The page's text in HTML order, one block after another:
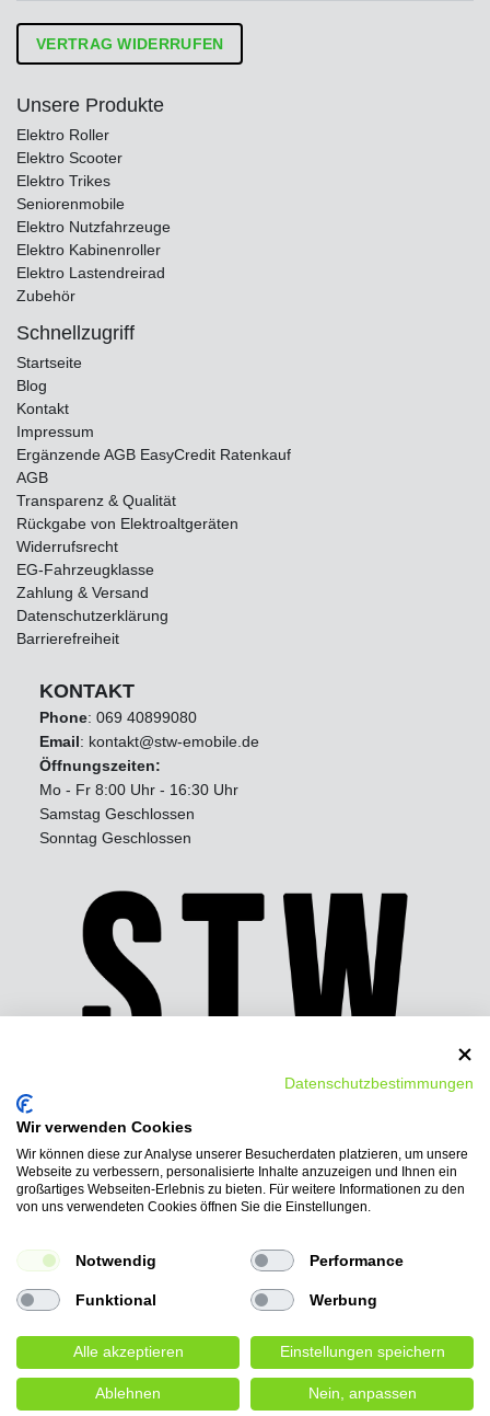
VERTRAG WIDERRUFEN
Unsere Produkte
Elektro Roller
Elektro Scooter
Elektro Trikes
Seniorenmobile
Elektro Nutzfahrzeuge
Elektro Kabinenroller
Elektro Lastendreirad
Zubehör
Schnellzugriff
Startseite
Blog
Kontakt
Impressum
Ergänzende AGB EasyCredit Ratenkauf
AGB
Transparenz & Qualität
Rückgabe von Elektroaltgeräten
Widerrufsrecht
EG-Fahrzeugklasse
Zahlung & Versand
Datenschutzerklärung
Barrierefreiheit
KONTAKT
Phone: 069 40899080
Email: kontakt@stw-emobile.de
Öffnungszeiten:
Mo - Fr 8:00 Uhr - 16:30 Uhr
Samstag Geschlossen
Sonntag Geschlossen
Wir bieten folgende
Bezahlmöglichkeiten:
AmazonPay, Barzahlung
© Copyright 2026 | Alle Rechte vorbehalten.
Datenschutzbestimmungen
Wir verwenden Cookies
Wir können diese zur Analyse unserer Besucherdaten platzieren, um unsere
Webseite zu verbessern, personalisierte Inhalte anzuzeigen und Ihnen ein
großartiges Webseiten-Erlebnis zu bieten. Für weitere Informationen zu den
von uns verwendeten Cookies öffnen Sie die Einstellungen.
Notwendig Performance
Funktional Werbung
Alle akzeptieren Einstellungen speichern
Ablehnen Nein, anpassen